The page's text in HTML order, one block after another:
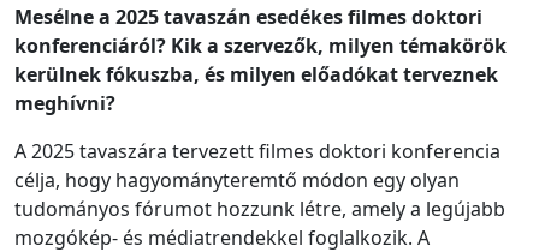
Mesélne a 2025 tavaszán esedékes filmes doktori
konferenciáról? Kik a szervezők, milyen témakörök
kerülnek fókuszba, és milyen előadókat terveznek
meghívni?
A 2025 tavaszára tervezett filmes doktori konferencia
célja, hogy hagyományteremtő módon egy olyan
tudományos fórumot hozzunk létre, amely a legújabb
mozgókép- és médiatrendekkel foglalkozik. A